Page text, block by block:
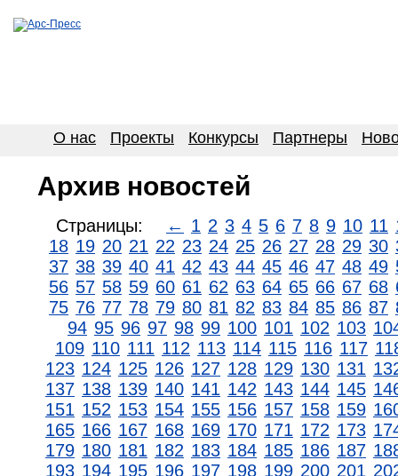
О нас Проекты Конкурсы Партнеры
Архив новостей
Страницы: ← 1 2 3 4 5 6 7 8 9 10 11
18 19 20 21 22 23 24 25 26 27 28 29 30
37 38 39 40 41 42 43 44 45 46 47 48 49
56 57 58 59 60 61 62 63 64 65 66 67 68
75 76 77 78 79 80 81 82 83 84 85 86 87
94 95 96 97 98 99 100 101 102 103
109 110 111 112 113 114 115 116 117
123 124 125 126 127 128 129 130 131
137 138 139 140 141 142 143 144 145
151 152 153 154 155 156 157 158 159
165 166 167 168 169 170 171 172 173
179 180 181 182 183 184 185 186 187
193 194 195 196 197 198 199 200 201